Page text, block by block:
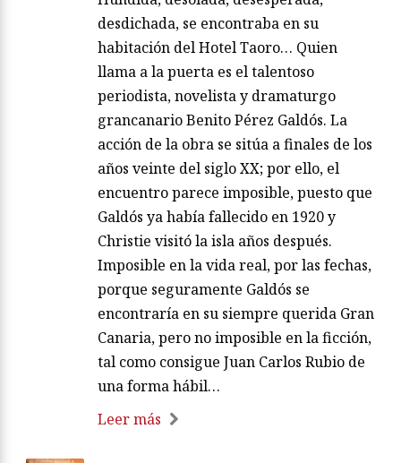
desdichada, se encontraba en su
habitación del Hotel Taoro… Quien
llama a la puerta es el talentoso
periodista, novelista y dramaturgo
grancanario Benito Pérez Galdós. La
acción de la obra se sitúa a finales de los
años veinte del siglo XX; por ello, el
encuentro parece imposible, puesto que
Galdós ya había fallecido en 1920 y
Christie visitó la isla años después.
Imposible en la vida real, por las fechas,
porque seguramente Galdós se
encontraría en su siempre querida Gran
Canaria, pero no imposible en la ficción,
tal como consigue Juan Carlos Rubio de
una forma hábil…
Leer más